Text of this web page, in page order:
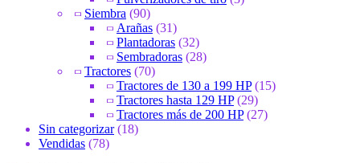
Siembra (90)
Arañas (31)
Plantadoras (32)
Sembradoras (28)
Tractores (70)
Tractores de 130 a 199 HP (15)
Tractores hasta 129 HP (29)
Tractores más de 200 HP (27)
Sin categorizar (18)
Vendidas (78)